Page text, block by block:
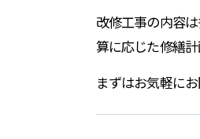
改修工事の内容
算に応じた修繕
まずはお気軽に